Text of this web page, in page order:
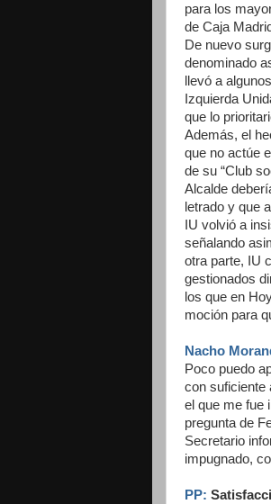
para los
de Caja
De nuevo
denominado
llevó a
Izquierda
que lo
Además, el
que no actúe
de su “Club
Alcalde
letrado y que
IU volvió a
señalando
otra parte, IU
gestionados
los que en
moción para
Nacho
Poco puedo
con suficiente
el que me fue
pregunta de
Secretario
impugnado,
PP: